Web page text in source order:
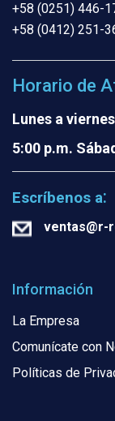
+58 (0251) 446-
+58 (0412) 251-
Horario de
Lunes a
5:00 p.m.
Escríbenos a:
ventas@r-
Información
La Empresa
Comunícate con
Políticas de